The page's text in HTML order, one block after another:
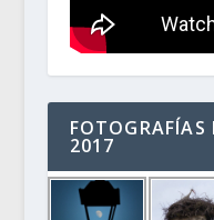
FOTOGRAFÍAS
2017